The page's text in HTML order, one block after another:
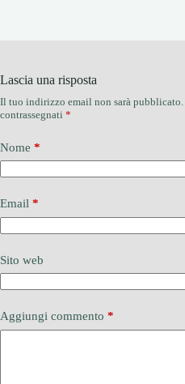
Lascia una risposta
Il tuo indirizzo email non sarà pubblicato.
contrassegnati *
Nome *
Email *
Sito web
Aggiungi commento *